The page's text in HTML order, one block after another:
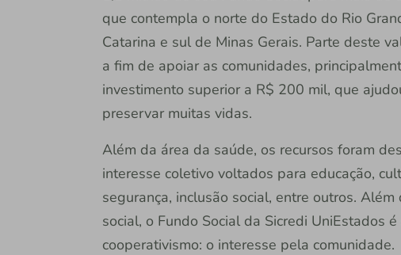
que contempla o norte do Estado do Rio
Catarina e sul de Minas Gerais. Parte deste
a fim de apoiar as comunidades,
investimento superior a R$ 200 mil, que
preservar muitas vidas.
Além da área da saúde, os recursos foram
interesse coletivo voltados para educação,
segurança, inclusão social, entre outros.
social, o Fundo Social da Sicredi UniEstados
cooperativismo: o interesse pela comunidade.